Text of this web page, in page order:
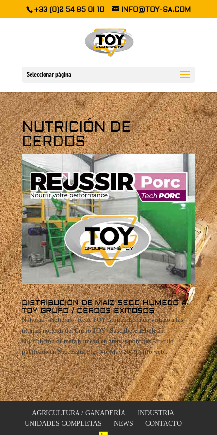
+33 (0)2 54 85 01 10 INFO@TOY-SA.COM
Seleccionar página
NUTRICIÓN DE
CERDOS
DISTRIBUCIÓN DE MAÍZ SECO HÚMEDO A
TOY GRUPO / CERDOS EXITOSOS
Noticias – Noticias – René TOY Groupo Echa un vistazo a las
últimas noticias del Grupo TOY / Suscríbete al boletín…
Distribución de maíz húmedo en granjas porcinas Artículo
publicado en Successful Pigs No. May 2019 (sitio web...
AGRICULTURA / GANADERÍA
INDUSTRIA
UNIDADES COMPLETAS
NEWS CONTACTO